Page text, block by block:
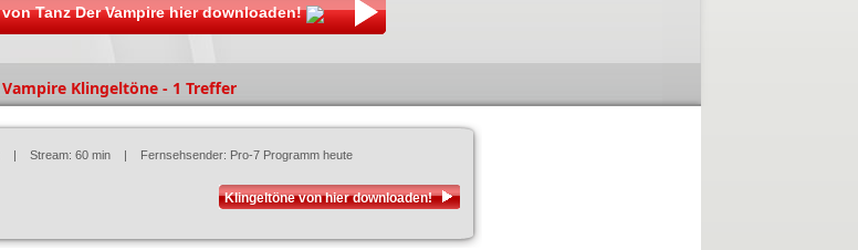
Tanz Der Vampire hier downloaden!
Vampire Klingeltöne - 1 Treffer
| Stream: 60 min | Fernsehsender: Pro-7 Programm heute
Klingeltöne von hier downloaden!